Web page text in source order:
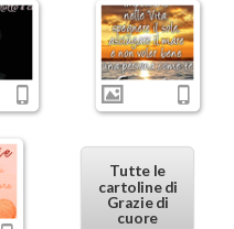
Tutte le
cartoline di
Grazie di
cuore